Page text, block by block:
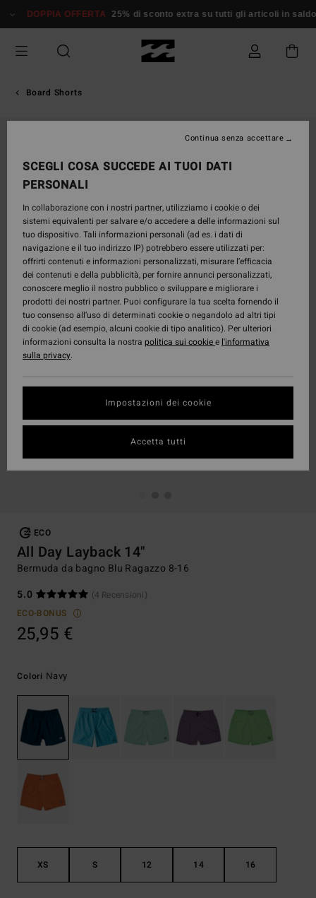
alle
prodotto
DOPPIA OFFERTA 25% di sconto extra su tutti gli articoli in saldo*
Board Shorts
ECO
All Day Layback 14"
Bermuda da bagno Blu Ragazzo 8-16
5.0
(4 Recensioni)
ECO-BONUS
25,95 €
Colori Navy
XS S 12 14 16
SCEGLI COSA SUCCEDE AI TUOI DATI
PERSONALI
In collaborazione con i nostri partner, utilizziamo i cookie o dei
sistemi equivalenti per salvare e/o accedere a delle informazioni sul
tuo dispositivo. Tali informazioni personali (ad es. i dati di
navigazione e il tuo indirizzo IP) potrebbero essere utilizzati per:
offrirti contenuti e informazioni personalizzati, misurare l’efficacia
dei contenuti e della pubblicità, per fornire annunci personalizzati,
conoscere meglio il nostro pubblico o sviluppare e migliorare i
prodotti dei nostri partner. Puoi configurare la tua scelta fornendo il
tuo consenso all’uso di determinati cookie o negandolo ad altri tipi
di cookie (ad esempio, alcuni cookie di tipo analitico). Per ulteriori
informazioni consulta la nostra politica sui cookiee l'informativa
sulla privacy.
Impostazioni dei cookie
Continua senza accettare
Accetta tutti